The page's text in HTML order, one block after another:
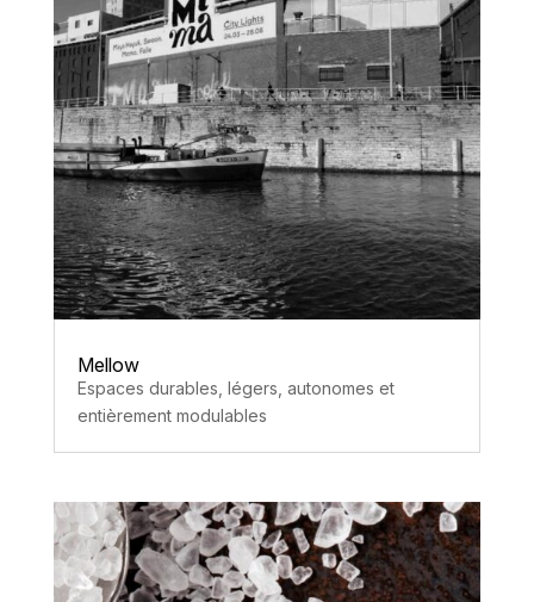
Mellow
Espaces durables, légers, autonomes et
entièrement modulables